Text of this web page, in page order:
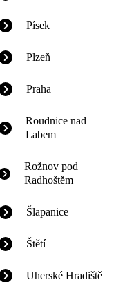
Písek
Plzeň
Praha
Roudnice nad
Labem
Rožnov pod
Radhoštěm
Šlapanice
Štětí
Uherské Hradiště